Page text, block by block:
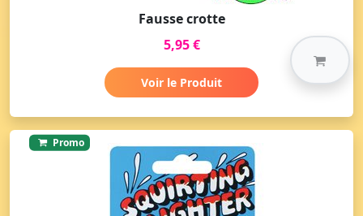
Fausse crotte
5,95 €
Voir le Produit
Promo